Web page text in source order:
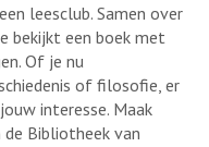
leesclub. Samen over
bekijkt een boek met
Of je nu
of filosofie, er
interesse. Maak
de Bibliotheek van